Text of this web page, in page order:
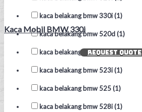
kaca belakang bmw 330i (1)
kaca belakang bmw 520d (1)
kaca belakang bmw 520i (1)
kaca belakang bmw 523i (1)
kaca belakang bmw 525 (1)
kaca belakang bmw 528i (1)
Kaca Mobil BMW 330i
REQUEST QUOTE